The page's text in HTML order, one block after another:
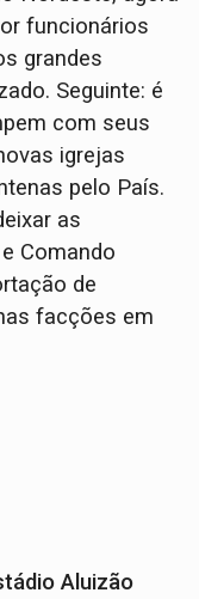
funcionários
grandes
Seguinte: é
com seus
igrejas
pelo País.
as
Comando
de
facções em
Aluizão